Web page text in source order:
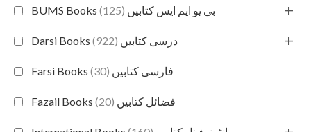
BUMS Books بی یو ایم ایس کتابیں (125) +
Darsi Books درسی کتابیں (922) +
Farsi Books فارسی کتابیں (30)
Fazail Books فضائل کتابیں (20)